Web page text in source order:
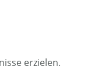
erzielen.